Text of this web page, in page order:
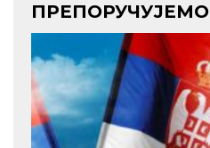
ПРЕПОРУЧУЈЕМО